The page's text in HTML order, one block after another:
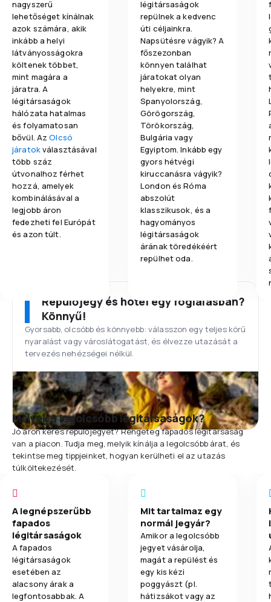
nagyszerű
lehetőséget kínálnak
azok számára, akik
inkább a helyi
látványosságokra
költenek többet,
mint magára a
járatra. A
légitársaságok
hálózata hatalmas
és folyamatosan
bővül. AzOlcsó
járatokválasztásával
több száz
útvonalhoz férhet
hozzá, amelyek
kombinálásával a
legjobb áron
fedezheti fel Európát
és azon túlt.
légitársaságok
repülnek a kedvenc
úti céljainkra.
Napsütésre vágyik? A
főszezonban
könnyen találhat
járatokat olyan
helyekre, mint
Spanyolország,
Görögország,
Törökország,
Bulgária vagy
Egyiptom. Inkább egy
gyors hétvégi
kiruccanásra vágyik?
London és Róma
abszolút
klasszikusok, és a
hagyományos
légitársaságok
árának töredékéért
repülhet oda.
Repülőjegy és hotel egy foglalásban?
Könnyű!
Gyorsabb, olcsóbb és könnyebb: válasszon egy teljes körű
nyaralást vagy városlátogatást, és élvezze utazását a
tervezés nehézségei nélkül.
Melyek a legolcsóbb légitársaságok?
Jó áron keres repülőjegyet? Rengeteg fapados légitársaság
van a piacon. Tudja meg, melyik kínálja a legolcsóbb árat, és
tekintse meg tippjeinket, hogyan kerülheti el az utazás
túlköltekezését.
A legnépszerűbb
fapados
légitársaságok
A fapados
légitársaságok
esetében az
alacsony árak a
legfontosabbak. A
Mit tartalmaz egy
normál jegyár?
Amikor a legolcsóbb
jegyet vásárolja,
magát a repülést és
egy kis kézi
poggyászt (pl.
hátizsákot vagy az